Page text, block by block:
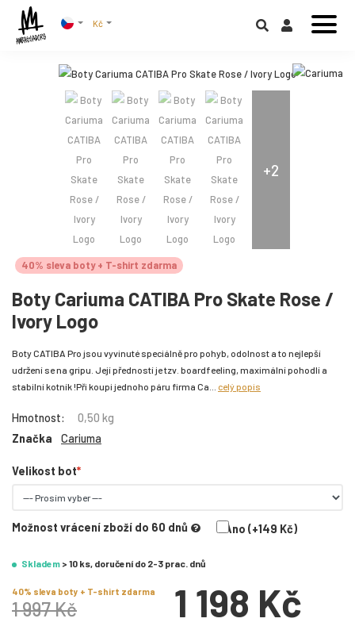
Kč
+2
40% sleva boty + T-shirt zdarma
Boty Cariuma CATIBA Pro Skate Rose /
Ivory Logo
Boty CATIBA Pro jsou vyvinuté speciálně pro pohyb, odolnost a to nejlepší
udržení se na gripu. Její předností je tzv. boardfeeling, maximální pohodlí a
stabilní kotník !Při koupi jednoho páru firma Ca... celý popis
Hmotnost:
0,50 kg
Značka
Cariuma
Velikost bot
Možnost vrácení zboží do 60 dnů Ano (+149 Kč)
Skladem > 10 ks, doručení do 2-3 prac. dnů
40% sleva boty + T-shirt zdarma
1 997 Kč 1 198 Kč